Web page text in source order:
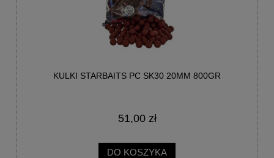
KULKI STARBAITS PC SK30 20MM 800GR
51,00 zł
DO KOSZYKA